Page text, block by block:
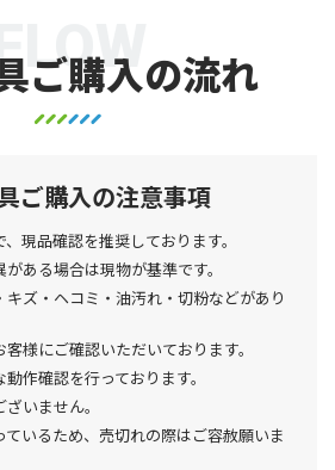
ご購入の流れ
FLOW
ご購入の注意事項
現品確認を推奨しております。
ある場合は現物が基準です。
ズ・ヘコミ・油汚れ・切粉などがあり
様にご確認いただいております。
作確認を行っております。
いません。
いるため、売切れの際はご容赦願いま